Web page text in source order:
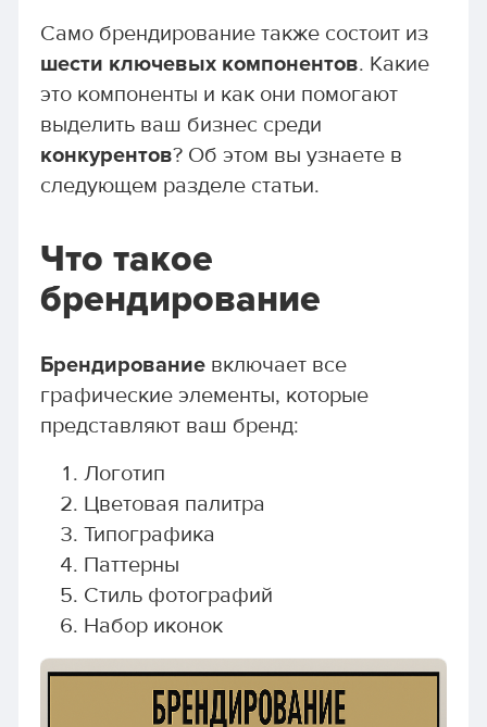
Само брендирование также состоит из
шести ключевых компонентов. Какие
это компоненты и как они помогают
выделить ваш бизнес среди
конкурентов? Об этом вы узнаете в
следующем разделе статьи.
Что такое
брендирование
Брендированиевключает все
графические элементы, которые
представляют ваш бренд:
Логотип
Цветовая палитра
Типографика
Паттерны
Стиль фотографий
Набор иконок